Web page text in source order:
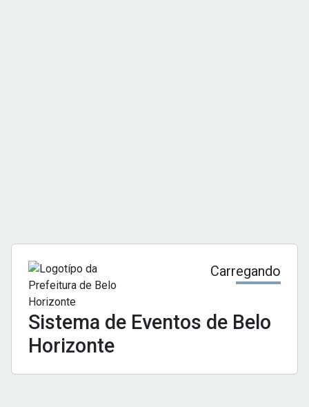
Carregando
Sistema de Eventos de Belo
Horizonte